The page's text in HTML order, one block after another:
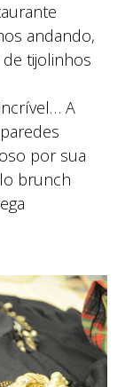
andando,
tijolinhos
A
por sua
brunch